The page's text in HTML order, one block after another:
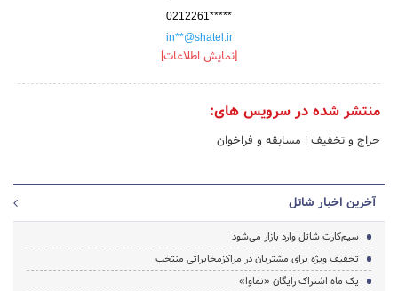
0212261*****
in**@shatel.ir
[نمایش اطلاعات]
منتشر شده در سرویس های:
حراج و تخفیف | مسابقه و فراخوان
آخرین اخبار شاتل
سیم‌کارت‌ شاتل وارد بازار می‌شود
تخفیف ویژه برای مشتریان در مراکزمخابراتی منتخب
یک ماه اشتراک رایگان «نماوا»